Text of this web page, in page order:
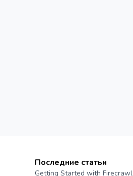
Последние статьи
Getting Started with Firecrawl